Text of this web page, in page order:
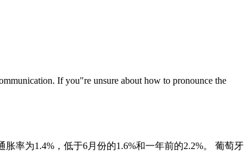
If you"re unsure about how to pronounce the
率为1.4%，低于6月份的1.6%和一年前的2.2%。 葡萄牙